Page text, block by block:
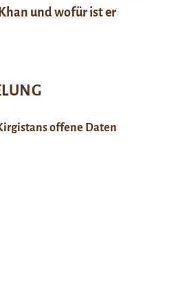
und wofür ist er
offene Daten